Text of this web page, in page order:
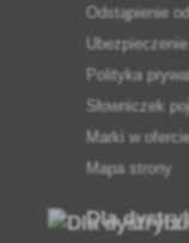
Odstąpienie
Polityka
Słowniczek
Marki w
Mapa strony
Dla